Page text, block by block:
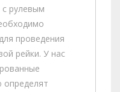
рулевым
проведения
рейки. У нас
определят